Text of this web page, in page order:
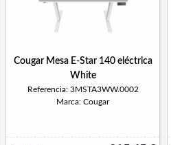
Cougar Mesa E-Star 140 eléctrica
White
Referencia: 3MSTA3WW.0002
Marca: Cougar